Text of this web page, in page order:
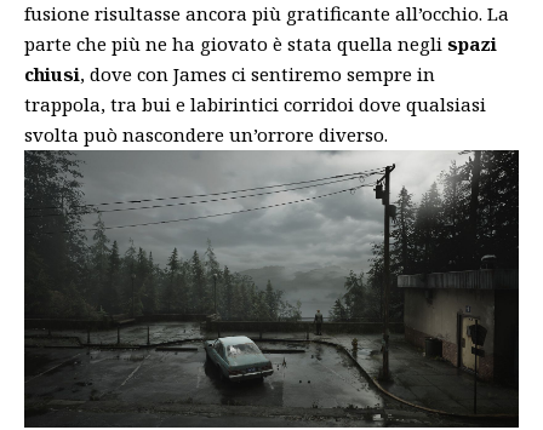
fusione risultasse ancora più gratificante all’occhio. La
parte che più ne ha giovato è stata quella negli spazi
chiusi, dove con James ci sentiremo sempre in
trappola, tra bui e labirintici corridoi dove qualsiasi
svolta può nascondere un’orrore diverso.